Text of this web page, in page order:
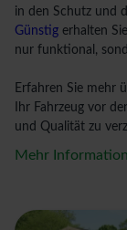
in den Schutz und
Günstig erhalten
nur funktional,
Erfahren Sie mehr
Ihr Fahrzeug vor
und Qualität zu
Mehr